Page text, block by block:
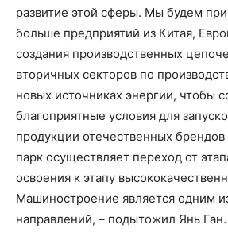
развитие этой сферы. Мы будем
больше предприятий из Китая,
создания производственных
вторичных секторов по
новых источниках энергии, чтобы
благоприятные условия для
продукции отечественных
парк осуществляет переход от
освоения к этапу
Машиностроение является одним
направлений, – подытожил Янь Ган.